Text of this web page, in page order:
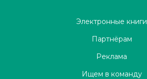
Электронные книги
Партнёрам
Реклама
Ищем в команду